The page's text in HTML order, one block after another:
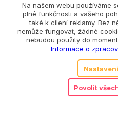
Objednat předplatné
Co se stane, když
Katalogové číslo:
1 až 3 roky,
Pro holky,Pro
Na našem webu používáme
plné funkčnosti a vašeho
také k cílení reklamy. Bez
nemůže fungovat, žádné
nebudou použity do
Informace o
Povolit